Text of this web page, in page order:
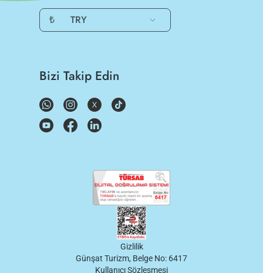
₺ TRY
Bizi Takip Edin
Gizlilik
Günşat Turizm, Belge No: 6417
Kullanıcı Sözleşmesi